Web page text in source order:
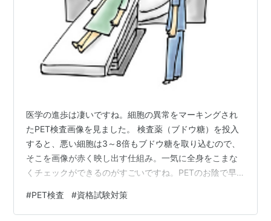
医学の進歩は凄いですね。細胞の異常をマーキングされ
たPET検査画像を見ました。 検査薬（ブドウ糖）を投入
すると、悪い細胞は3～8倍もブドウ糖を取り込むので、
そこを画像が赤く映し出す仕組み。一気に全身をこまな
くチェックができるのがすごいですね。PETのお陰で早
生目線では、全科目の弱点をPETのようにスクリーニン
グできる検査があったらいいな。ピンポイントで弱点の
#PET検査 #資格試験対策